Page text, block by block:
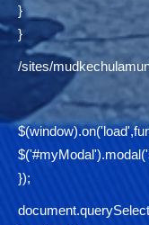
}
}
/sites/
});